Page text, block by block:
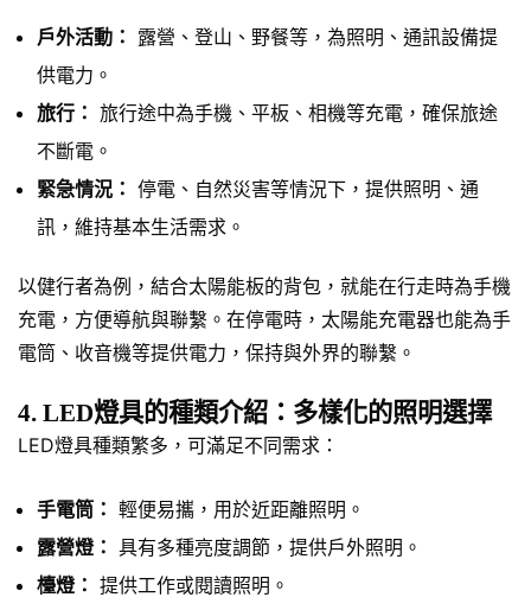
戶外活動： 露營、登山、野餐等，為照明、通訊設備提
供電力。
旅行： 旅行途中為手機、平板、相機等充電，確保旅途
不斷電。
緊急情況： 停電、自然災害等情況下，提供照明、通
訊，維持基本生活需求。
以健行者為例，結合太陽能板的背包，就能在行走時為手機
充電，方便導航與聯繫。在停電時，太陽能充電器也能為手
電筒、收音機等提供電力，保持與外界的聯繫。
4. LED燈具的種類介紹：多樣化的照明選擇
LED燈具種類繁多，可滿足不同需求：
手電筒： 輕便易攜，用於近距離照明。
露營燈： 具有多種亮度調節，提供戶外照明。
檯燈： 提供工作或閱讀照明。